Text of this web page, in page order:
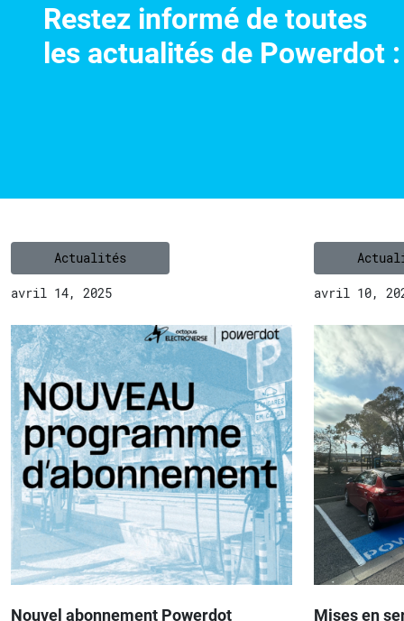
Restez informé de toutes
les actualités de Powerdot :
Actualités
avril 14, 2025
Nouvel abonnement Powerdot
avril 10,
Mises en